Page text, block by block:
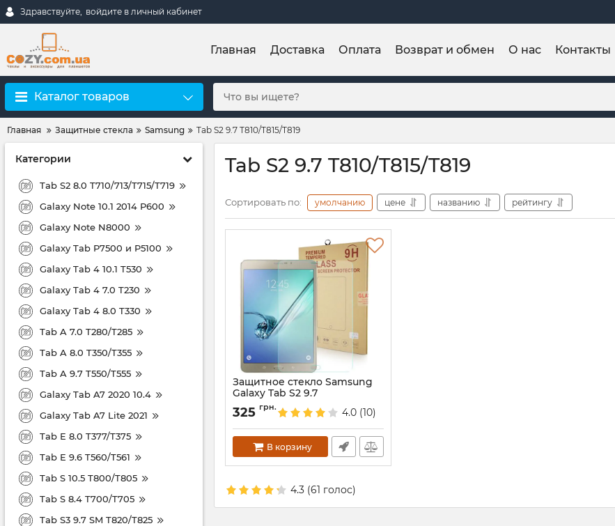
Здравствуйте, войдите в личный кабинет
Главная Доставка Оплата Возврат и обмен О нас Контакты
Каталог товаров
Главная Защитные стекла Samsung Tab S2 9.7 T810/T815/T819
Категории
Tab S2 8.0 T710/713/T715/T719
Galaxy Note 10.1 2014 P600
Galaxy Note N8000
Galaxy Tab P7500 и P5100
Galaxy Tab 4 10.1 T530
Galaxy Tab 4 7.0 T230
Galaxy Tab 4 8.0 T330
Tab A 7.0 T280/T285
Tab A 8.0 T350/T355
Tab A 9.7 T550/T555
Galaxy Tab A7 2020 10.4
Galaxy Tab A7 Lite 2021
Tab E 8.0 T377/T375
Tab E 9.6 T560/T561
Tab S 10.5 T800/T805
Tab S 8.4 T700/T705
Tab S3 9.7 SM T820/T825
Tab S2 9.7 T810/T815/T819
Сортировать по: умолчанию цене названию рейтингу
Защитное стекло Samsung
Galaxy Tab S2 9.7
Артикул:1445
325 грн. 4.0 (10)
В корзину
4.3 (61 голос)